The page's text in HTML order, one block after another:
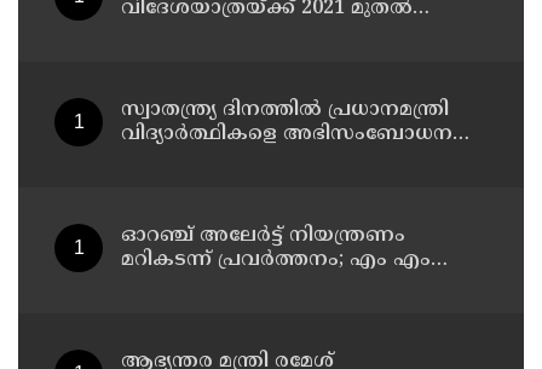
വിദേശയാത്രയ്ക്ക് 2021 മുതല്‍
സ്വാതന്ത്ര്യ ദിനത്തില്‍ പ്രധാനമന്ത്രി
വിദ്യാര്‍ത്ഥികളെ അഭിസംബോധന
ഓറഞ്ച് അലേര്‍ട്ട് നിയന്ത്രണം
മറികടന്ന് പ്രവര്‍ത്തനം; എം എം
ആഭ്യന്തര മന്ത്രി രമേശ്